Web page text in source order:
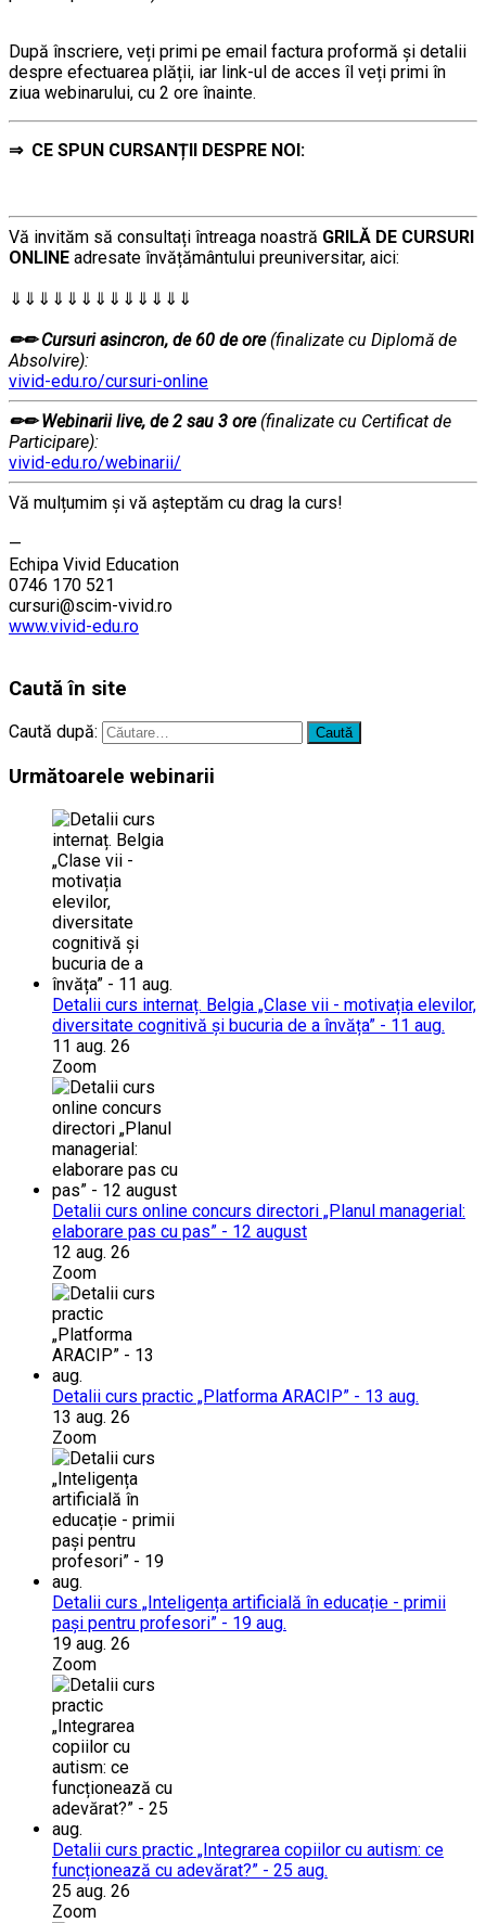
După înscriere, veți primi pe email factura proformă și detalii
despre efectuarea plății, iar link-ul de acces îl veți primi în
ziua webinarului, cu 2 ore înainte.
⇒ CE SPUN CURSANȚII DESPRE NOI:
Vă invităm să consultați întreaga noastră GRILĂ DE CURSURI
ONLINE adresate învățământului preuniversitar, aici:
⇓⇓⇓⇓⇓⇓⇓⇓⇓⇓⇓⇓⇓
✏✏ Cursuri asincron, de 60 de ore (finalizate cu Diplomă de
Absolvire):
vivid-edu.ro/cursuri-online
✏✏ Webinarii live, de 2 sau 3 ore (finalizate cu Certificat de
Participare):
vivid-edu.ro/webinarii/
Vă mulțumim și vă aşteptăm cu drag la curs!
—
Echipa Vivid Education
0746 170 521
cursuri@scim-vivid.ro
www.vivid-edu.ro
Caută în site
Caută după:
Următoarele webinarii
Detalii curs internaț. Belgia „Clase vii - motivația elevilor,
diversitate cognitivă și bucuria de a învăța” - 11 aug.
11 aug. 26
Zoom
Detalii curs online concurs directori „Planul managerial:
elaborare pas cu pas” - 12 august
12 aug. 26
Zoom
Detalii curs practic „Platforma ARACIP” - 13 aug.
13 aug. 26
Zoom
Detalii curs „Inteligența artificială în educație - primii
pași pentru profesori” - 19 aug.
19 aug. 26
Zoom
Detalii curs practic „Integrarea copiilor cu autism: ce
funcționează cu adevărat?” - 25 aug.
25 aug. 26
Zoom